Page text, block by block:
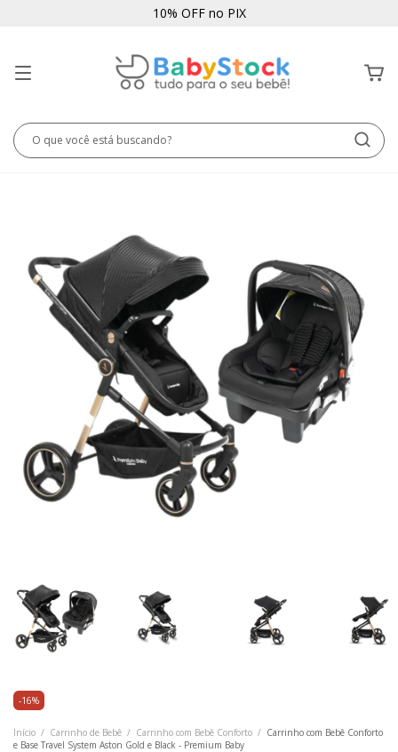
10% OFF no PIX
-16%
Início / Carrinho de Bebê / Carrinho com Bebê Conforto / Carrinho com Bebê Conforto
e Base Travel System Aston Gold e Black - Premium Baby